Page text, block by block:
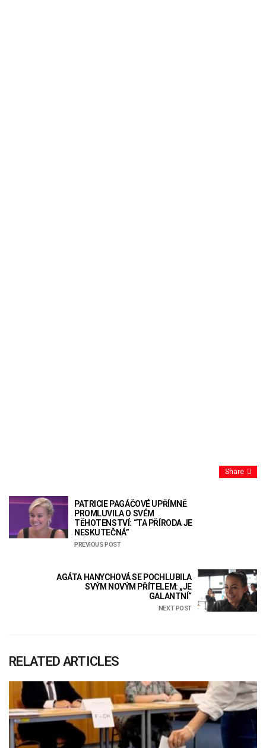
Share
PATRICIE PAGÁČOVÉ UPŘÍMNĚ
PROMLUVILA O SVÉM
TĚHOTENSTVÍ: “TA PŘÍRODA JE
NESKUTEČNÁ”
PREVIOUS POST
AGÁTA HANYCHOVÁ SE POCHLUBILA
SVÝM NOVÝM PŘÍTELEM: „JE
GALANTNÍ“
NEXT POST
RELATED ARTICLES